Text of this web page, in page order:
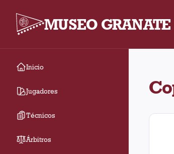
MUSEO GRANATE
Inicio
Jugadores
Técnicos
Árbitros